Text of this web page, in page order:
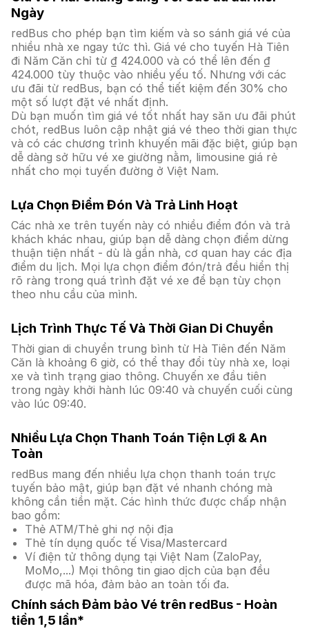
Ngày
redBus cho phép bạn tìm kiếm và so sánh giá vé của
nhiều nhà xe ngay tức thì. Giá vé cho tuyến Hà Tiên
đi Năm Căn chỉ từ ₫ 424.000 và có thể lên đến ₫
424.000 tùy thuộc vào nhiều yếu tố. Nhưng với các
ưu đãi từ redBus, bạn có thể tiết kiệm đến 30% cho
một số lượt đặt vé nhất định.
Dù bạn muốn tìm giá vé tốt nhất hay săn ưu đãi phút
chót, redBus luôn cập nhật giá vé theo thời gian thực
và có các chương trình khuyến mãi đặc biệt, giúp bạn
dễ dàng sở hữu vé xe giường nằm, limousine giá rẻ
nhất cho mọi tuyến đường ở Việt Nam.
Lựa Chọn Điểm Đón Và Trả Linh Hoạt
Các nhà xe trên tuyến này có nhiều điểm đón và trả
khách khác nhau, giúp bạn dễ dàng chọn điểm dừng
thuận tiện nhất - dù là gần nhà, cơ quan hay các địa
điểm du lịch. Mọi lựa chọn điểm đón/trả đều hiển thị
rõ ràng trong quá trình đặt vé xe để bạn tùy chọn
theo nhu cầu của mình.
Lịch Trình Thực Tế Và Thời Gian Di Chuyển
Thời gian di chuyển trung bình từ Hà Tiên đến Năm
Căn là khoảng 6 giờ, có thể thay đổi tùy nhà xe, loại
xe và tình trạng giao thông. Chuyến xe đầu tiên
trong ngày khởi hành lúc 09:40 và chuyến cuối cùng
vào lúc 09:40.
Nhiều Lựa Chọn Thanh Toán Tiện Lợi & An
Toàn
redBus mang đến nhiều lựa chọn thanh toán trực
tuyến bảo mật, giúp bạn đặt vé nhanh chóng mà
không cần tiền mặt. Các hình thức được chấp nhận
bao gồm:
Thẻ ATM/Thẻ ghi nợ nội địa
Thẻ tín dụng quốc tế Visa/Mastercard
Ví điện tử thông dụng tại Việt Nam (ZaloPay,
MoMo,...) Mọi thông tin giao dịch của bạn đều
được mã hóa, đảm bảo an toàn tối đa.
Chính sách Đảm bảo Vé trên redBus - Hoàn
tiền 1,5 lần*